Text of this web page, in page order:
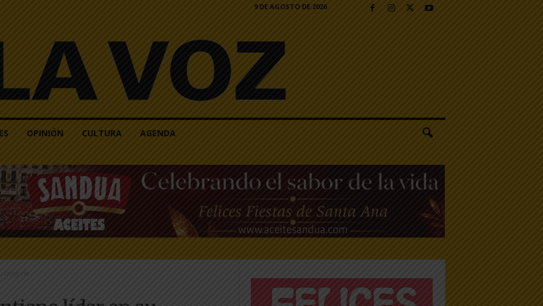
9 DE AGOSTO DE 2026
OPINIÓN CULTURA AGENDA
categoría